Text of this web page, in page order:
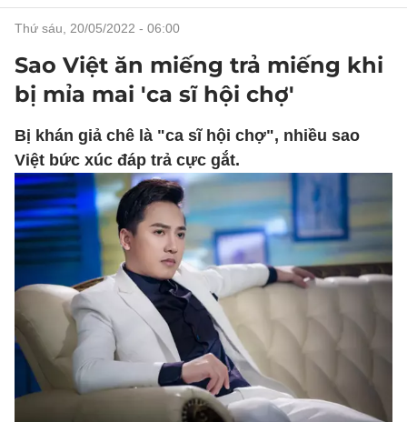
thứ sáu, 20/05/2022 - 06:00
Sao Việt ăn miếng trả miếng khi
bị mỉa mai 'ca sĩ hội chợ'
Bị khán giả chê là "ca sĩ hội chợ", nhiều sao
Việt bức xúc đáp trả cực gắt.